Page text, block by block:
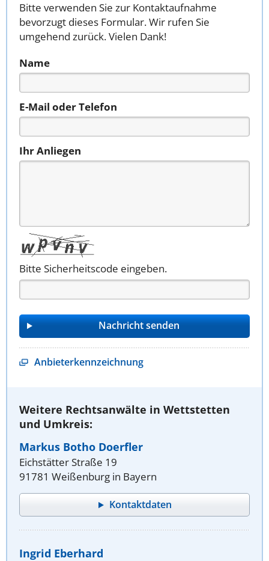
Bitte verwenden Sie zur Kontaktaufnahme
bevorzugt dieses Formular. Wir rufen Sie
umgehend zurück. Vielen Dank!
Name
E-Mail oder Telefon
Ihr Anliegen
Bitte Sicherheitscode eingeben.
Anbieterkennzeichnung
Weitere Rechtsanwälte in Wettstetten
und Umkreis:
Markus Botho Doerfler
Eichstätter Straße 19
91781 Weißenburg in Bayern
Kontaktdaten
Ingrid Eberhard